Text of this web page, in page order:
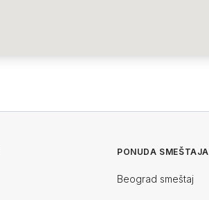
PONUDA SMEŠTAJA
Beograd smeštaj